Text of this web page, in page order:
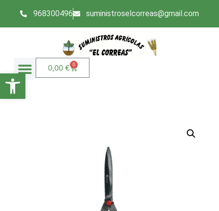
Abrir barra de herramientas
968300496 suministroselcorreas@gmail.com
0,00 € 0